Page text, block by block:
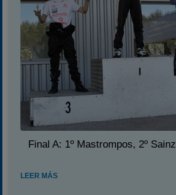
Final A: 1º Mastrompos, 2º
LEER MÁS